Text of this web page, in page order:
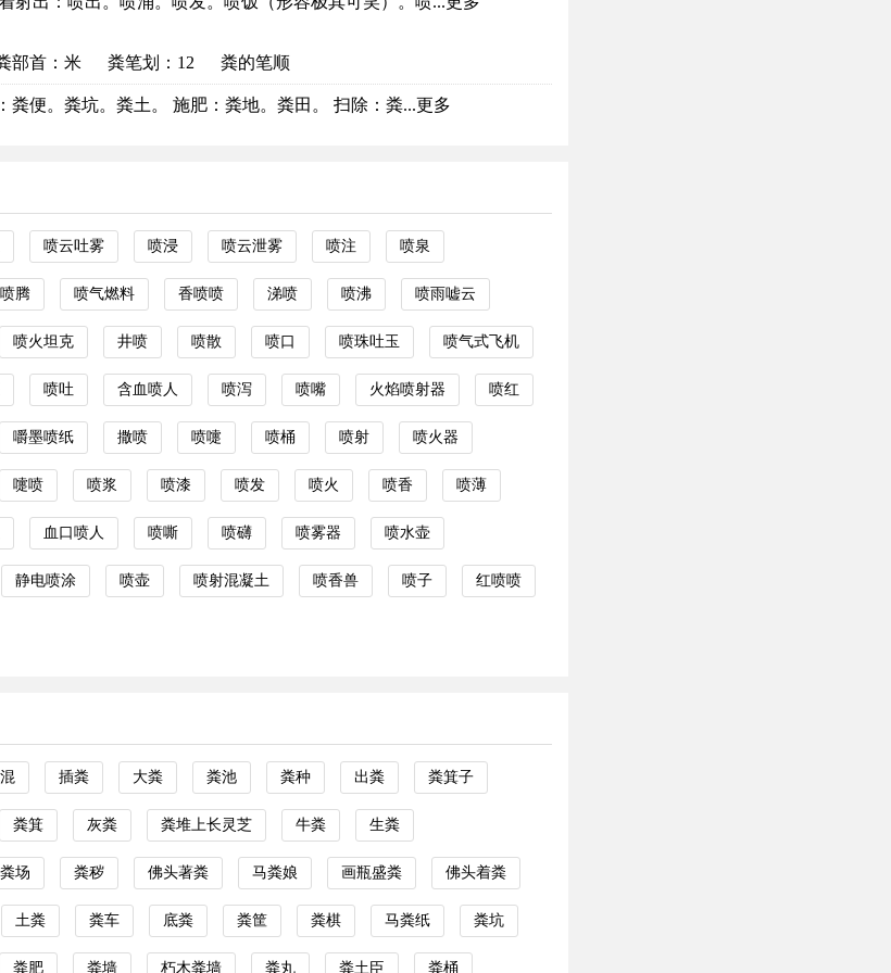
部首 ：米 粪笔划：12 粪的笔顺
粪便。粪坑。粪土。 施肥：粪地。粪田。 扫除：粪...更多
喷云吐雾 喷浸 喷云泄雾 喷注 喷泉
喷腾 喷气燃料 香喷喷 涕喷 喷沸 喷雨嘘云
喷火坦克 井喷 喷散 喷口 喷珠吐玉 喷气式飞机
喷吐 含血喷人 喷泻 喷嘴 火焰喷射器 喷红
嚼墨喷纸 撒喷 喷嚏 喷桶 喷射 喷火器
嚏喷 喷浆 喷漆 喷发 喷火 喷香 喷薄
血口喷人 喷嘶 喷礴 喷雾器 喷水壶
静电喷涂 喷壶 喷射混凝土 喷香兽 喷子 红喷喷
插粪 大粪 粪池 粪种 出粪 粪箕子
粪箕 灰粪 粪堆上长灵芝 牛粪 生粪
粪场 粪秽 佛头著粪 马粪娘 画瓶盛粪 佛头着粪
土粪 粪车 底粪 粪筐 粪棋 马粪纸 粪坑
粪肥 粪墙 朽木粪墙 粪丸 粪土臣 粪桶